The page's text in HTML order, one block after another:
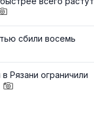
сбили восемь
Рязани ограничили